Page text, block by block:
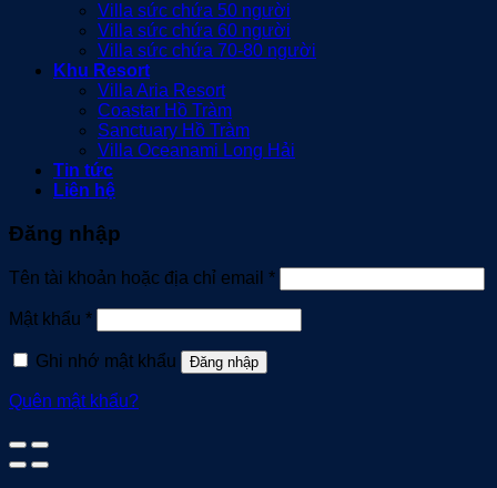
Villa sức chứa 50 người
Villa sức chứa 60 người
Villa sức chứa 70-80 người
Khu Resort
Villa Aria Resort
Coastar Hồ Tràm
Sanctuary Hồ Tràm
Villa Oceanami Long Hải
Tin tức
Liên hệ
Đăng nhập
Tên tài khoản hoặc địa chỉ email *Bắt
buộc
Mật khẩu *Bắt
buộc
Ghi nhớ mật khẩu
Đăng nhập
Quên mật khẩu?